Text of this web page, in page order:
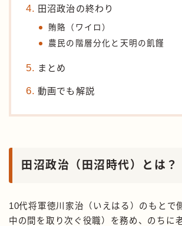
田沼政治の終わり
賄賂（ワイロ）
農民の階層分化と天明の飢饉
まとめ
動画でも解説
田沼政治（田沼時代）とは？
10代将軍徳川家治（いえはる）のもとで
中の間を取り次ぐ役職）を務め、のちに